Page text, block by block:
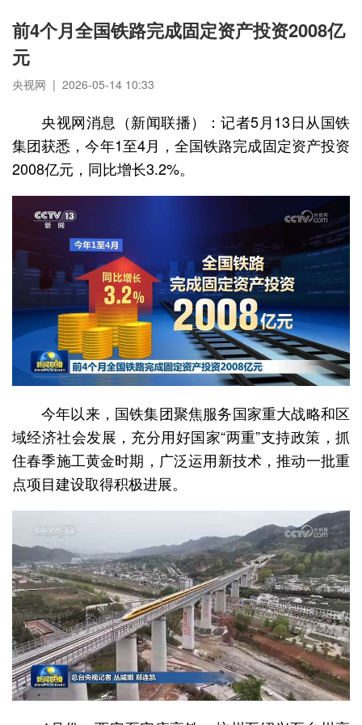
前4个月全国铁路完成固定资产投资2008亿
元
央视网 | 2026-05-14 10:33
央视网消息（新闻联播）：记者5月13日从国铁
集团获悉，今年1至4月，全国铁路完成固定资产投资
2008亿元，同比增长3.2%。
今年以来，国铁集团聚焦服务国家重大战略和区
域经济社会发展，充分用好国家“两重”支持政策，抓
住春季施工黄金时期，广泛运用新技术，推动一批重
点项目建设取得积极进展。